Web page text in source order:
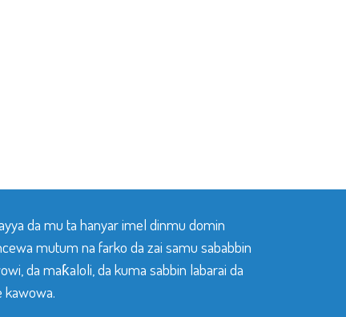
da mu ta hanyar imel dinmu domin
mutum na farko da zai samu sababbin
da maƙaloli, da kuma sabbin labarai da
kawowa.